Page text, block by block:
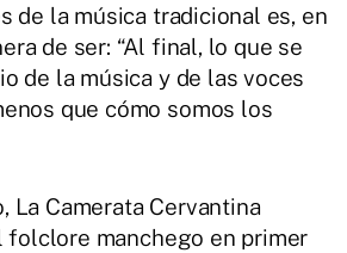
de la música tradicional es, en
de ser: “Al final, lo que se
de la música y de las voces
que cómo somos los
La Camerata Cervantina
folclore manchego en primer